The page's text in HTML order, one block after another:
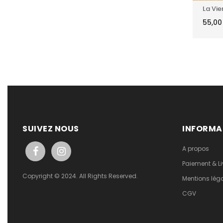
La
SUIVEZ NOUS
Copyright © 2024. All Rights Reserved.
A propos
Paiement &
Mentions
CGV